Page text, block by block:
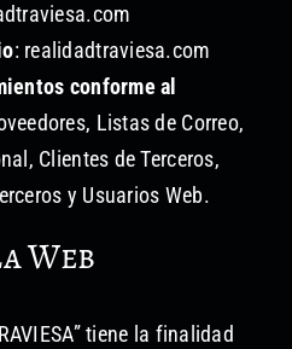
: realidadtraviesa.com
conforme al
Listas de Correo,
Clientes de Terceros,
y Usuarios Web.
Web
tiene la finalidad